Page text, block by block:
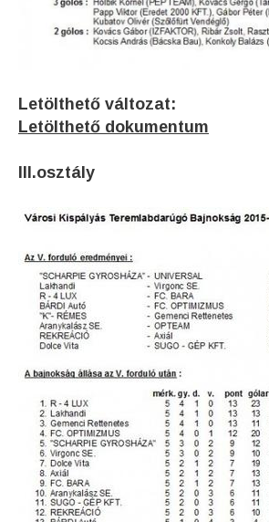
Letölthető változat:
Letölthető dokumentum
III.osztály